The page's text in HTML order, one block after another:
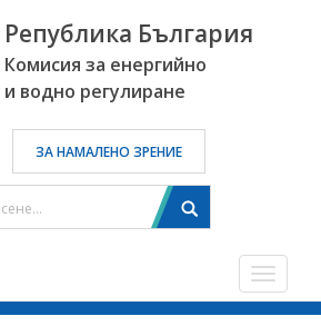
Република България
Комисия за енергийно
и водно регулиране
ЗА НАМАЛЕНО ЗРЕНИЕ
Toggle